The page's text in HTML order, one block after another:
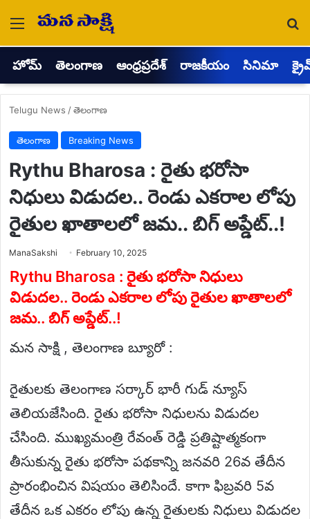
Menu
హోమ్ తెలంగాణ ఆంధ్రప్రదేశ్ రాజకీయం సినిమా
Telugu News /తెలంగాణ
తెలంగాణ Breaking News
Rythu Bharosa : రైతు భరోసా
నిధులు విడుదల.. రెండు ఎకరాల లోపు
రైతుల ఖాతాలలో జమ.. బిగ్ అప్డేట్..!
ManaSakshi Send
email
February 10, 2025
Rythu Bharosa : రైతు భరోసా నిధులు
విడుదల.. రెండు ఎకరాల లోపు రైతుల ఖాతాలలో
జమ.. బిగ్ అప్డేట్..!
మన సాక్షి , తెలంగాణ బ్యూరో :
రైతులకు తెలంగాణ సర్కార్ భారీ గుడ్ న్యూస్
తెలియజేసింది. రైతు భరోసా నిధులను విడుదల
చేసింది. ముఖ్యమంత్రి రేవంత్ రెడ్డి ప్రతిష్టాత్మకంగా
తీసుకున్న రైతు భరోసా పథకాన్ని జనవరి 26వ తేదీన
ప్రారంభించిన విషయం తెలిసిందే. కాగా ఫిబ్రవరి 5వ
తేదీన ఒక ఎకరం లోపు ఉన్న రైతులకు నిధులు విడుదల